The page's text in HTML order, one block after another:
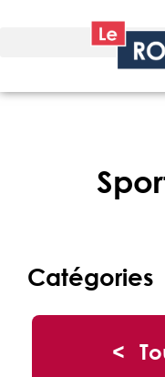
Catégories
<